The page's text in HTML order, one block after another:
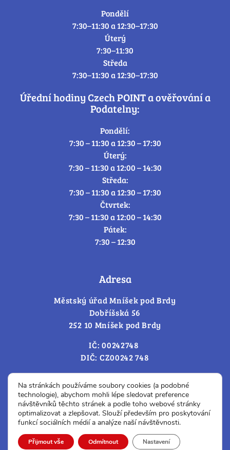
Pondělí
7:30–11:30 a 12:30–17:30
Úterý
7:30–11:30
Středa
7:30–11:30 a 12:30–17:30
Úřední hodiny Czech POINT a ověřování a
Podatelny:
Pondělí:
7:30 – 11:30 a 12:30 – 17:30
Úterý:
7:30 – 11:30 a 12:00 – 14:30
Středa:
7:30 – 11:30 a 12:30 – 17:30
Čtvrtek:
7:30 – 11:30 a 12:00 – 14:30
Pátek:
7:30 – 12:30
Adresa
Městský úřad Mníšek pod Brdy
Dobříšská 56
252 10 Mníšek pod Brdy
IČ: 00242748
DIČ: CZ00242 748
Cookies – změna souhlasu
Prohlášení o přístupnosti
© Všechna práva vyhrazena.
Na stránkách používáme soubory cookies (a podobné
technologie), abychom mohli lépe sledovat preference
návštěvníků těchto stránek a podle toho webové stránky
optimalizovat a zlepšovat. Slouží především pro poskytování
funkcí sociálních médií a analýze naší návštěvnosti.
Přijmout vše Odmítnout Nastavení